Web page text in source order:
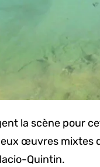
la scène pour
œuvres mixtes
Quintin.